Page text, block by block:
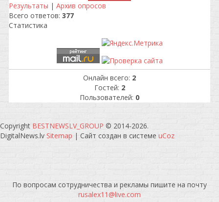
Результаты | Архив опросов
Всего ответов: 377
Статистика
Онлайн всего: 2
Гостей: 2
Пользователей: 0
Copyright BESTNEWSLV_GROUP © 2014-2026.
DigitalNews.lv Sitemap | Сайт создан в системе uCoz
По вопросам сотрудничества и рекламы пишите на почту
rusalex11@live.com